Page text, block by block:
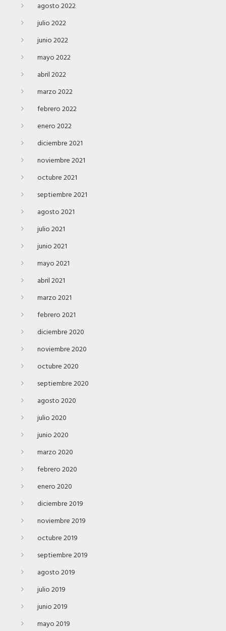
agosto 2022
julio 2022
junio 2022
mayo 2022
abril 2022
marzo 2022
febrero 2022
enero 2022
diciembre 2021
noviembre 2021
octubre 2021
septiembre 2021
agosto 2021
julio 2021
junio 2021
mayo 2021
abril 2021
marzo 2021
febrero 2021
diciembre 2020
noviembre 2020
octubre 2020
septiembre 2020
agosto 2020
julio 2020
junio 2020
marzo 2020
febrero 2020
enero 2020
diciembre 2019
noviembre 2019
octubre 2019
septiembre 2019
agosto 2019
julio 2019
junio 2019
mayo 2019